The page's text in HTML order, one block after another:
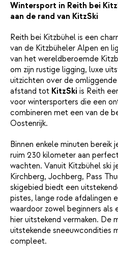
Wintersport in Reith bei
aan de rand van KitzSki
Reith bei Kitzbühel is een
van de Kitzbüheler Alpen en
van het wereldberoemde
om zijn rustige ligging, luxe
uitzichten over de
afstand tot KitzSki is Reith
voor wintersporters die een
combineren met een van de
Oostenrijk.
Binnen enkele minuten bereik
ruim 230 kilometer aan
wachten. Vanuit Kitzbühel ski
Kirchberg, Jochberg, Pass
skigebied biedt een
pistes, lange rode afdalingen
waardoor zowel beginners als
hier uitstekend vermaken. De
uitstekende sneeuwcondities
compleet.